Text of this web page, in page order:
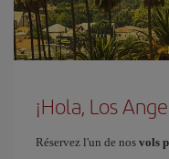
¡Hola, Los
Réservez l'un de nos vols